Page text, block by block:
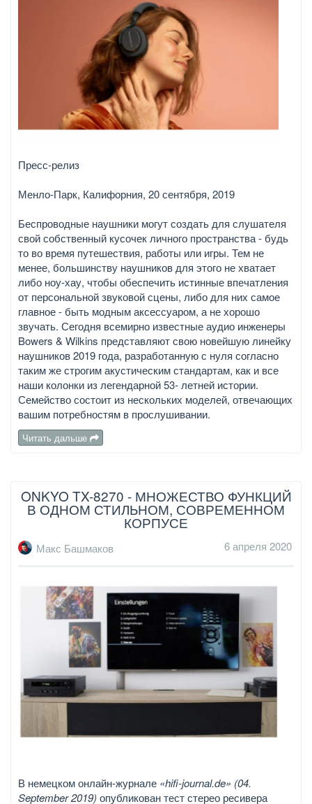
Пресс-релиз
Менло-Парк, Калифорния, 20 сентября, 2019
Беспроводные наушники могут создать для слушателя
свой собственный кусочек личного пространства - будь
то во время путешествия, работы или игры. Тем не
менее, большинству наушников для этого не хватает
либо ноу-хау, чтобы обеспечить истинные впечатления
от персональной звуковой сцены, либо для них самое
главное - быть модным аксессуаром, а не хорошо
звучать. Сегодня всемирно известные аудио инженеры
Bowers & Wilkins представляют свою новейшую линейку
наушников 2019 года, разработанную с нуля согласно
таким же строгим акустическим стандартам, как и все
наши колонки из легендарной 53- летней истории.
Семейство состоит из нескольких моделей, отвечающих
вашим потребностям в прослушивании.
Читать дальше
ONKYO TX-8270 - МНОЖЕСТВО ФУНКЦИЙ
В ОДНОМ СТИЛЬНОМ, СОВРЕМЕННОМ
КОРПУСЕ
Макс Башмаков 6 апреля 2020
В немецком онлайн-журнале «hifi-journal.de» (04.
September 2019) опубликован тест стерео ресивера